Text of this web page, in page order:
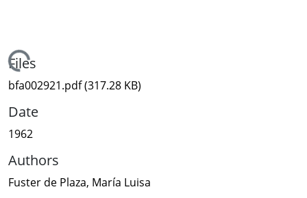
Loading...
Files
bfa002921.pdf(317.28 KB)
Date
1962
Authors
Fuster de Plaza, María Luisa